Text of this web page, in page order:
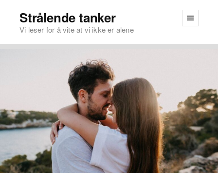
Strålende tanker
Vi leser for å vite at vi ikke er alene